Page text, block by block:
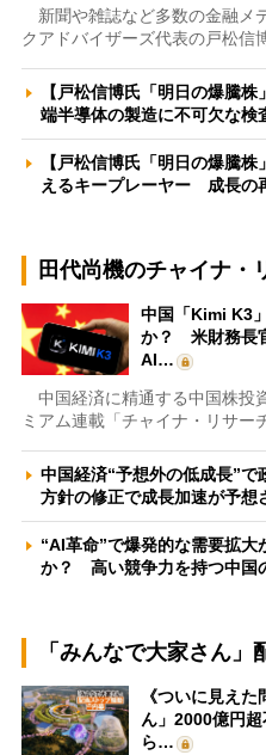
新聞や雑誌など多数の金融メ
クアドバイザーズ代表の戸松信
【戸松信博氏「明日の爆騰
端半導体の製造に不可欠な
【戸松信博氏「明日の爆騰
えるキープレーヤー 成長の
田代尚機のチャイナ・
中国「Kimi K3
か？ 米財務長
AI…
中国経済に精通する中国株投
ミアム連載「チャイナ・リサー
中国経済“予想外の低成長”
方針の修正で成長加速が予
“AI革命”で爆発的な需要拡
か？ 高い競争力を持つ中国
「みんなで大家さん
《ついに見え
ん」2000億円
ら…